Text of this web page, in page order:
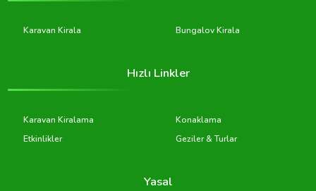
Karavan Kirala Bungalov Kirala
Hızlı Linkler
Karavan Kiralama
Konaklama
Etkinlikler
Geziler & Turlar
Yasal